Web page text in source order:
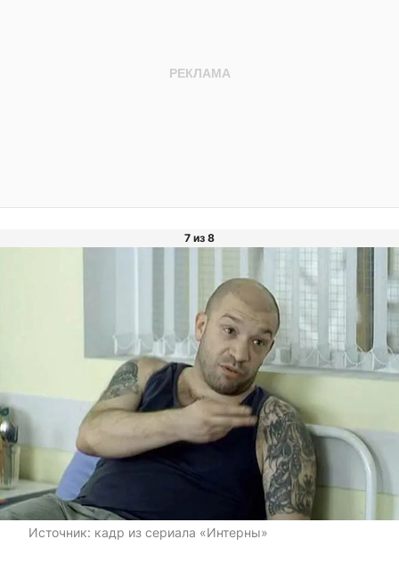
7 из 8
Источник: кадр из сериала «Интерны»